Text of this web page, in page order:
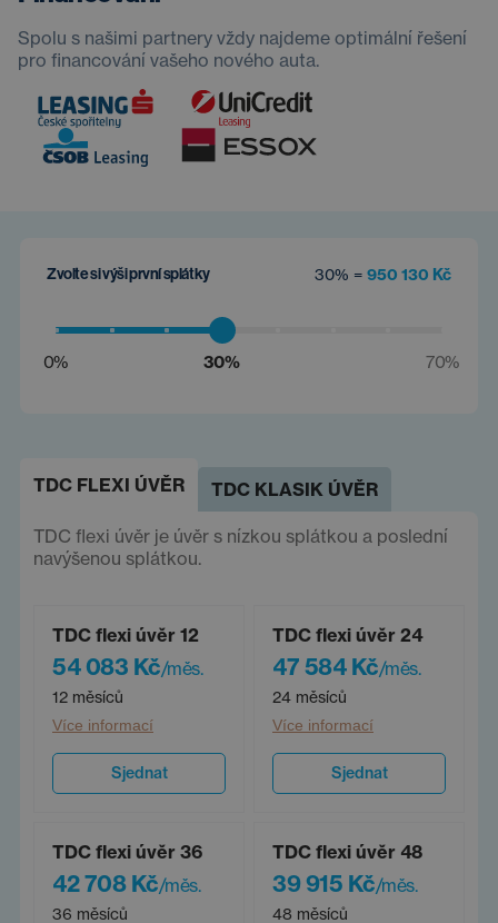
Spolu s našimi partnery vždy najdeme optimální řešení
pro financování vašeho nového auta.
Zvolte si výši první splátky 30% = 950 130 Kč
0% 30% 70%
TDC FLEXI ÚVĚR TDC KLASIK ÚVĚR
TDC flexi úvěr je úvěr s nízkou splátkou a poslední
navýšenou splátkou.
TDC flexi úvěr 12
54 083 Kč/měs.
12 měsíců
Více informací
Sjednat
TDC flexi úvěr 24
47 584 Kč/měs.
24 měsíců
Více informací
Sjednat
TDC flexi úvěr 36
42 708 Kč/měs.
36 měsíců
TDC flexi úvěr 48
39 915 Kč/měs.
48 měsíců